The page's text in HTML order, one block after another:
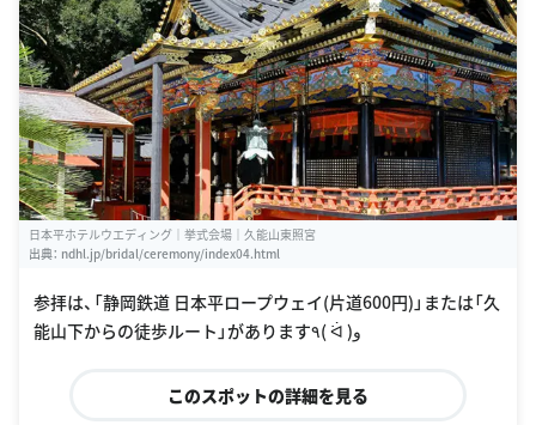
日本平ホテルウエディング｜挙式会場｜久能山東照宮
出典： ndhl.jp/bridal/ceremony/index04.html
参拝は、「静岡鉄道 日本平ロープウェイ(片道600円)」または「久
能山下からの徒歩ルート」があります٩( ᐛ )و
このスポットの詳細を見る